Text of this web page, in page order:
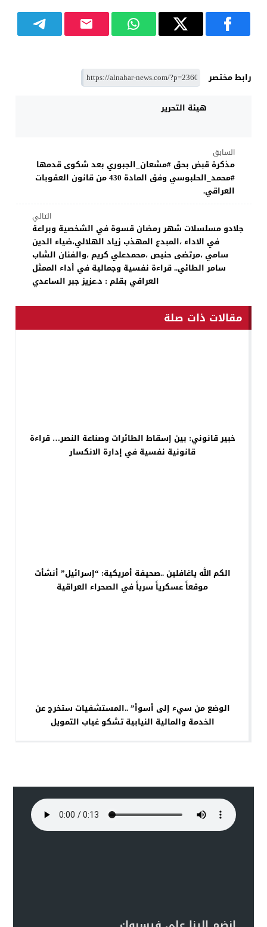
رابط مختصر
هيئة التحرير
السابق
مذكرة قبض بحق #مشعان_الجبوري بعد شكوى قدمها
#محمد_الحلبوسي وفق المادة 430 من قانون العقوبات
العراقي.
التالي
جلادو مسلسلات شهر رمضان قسوة في الشخصية وبراعة
في الاداء ،المبدع المهذب زياد الهلالي،ضياء الدين
سامي ،مرتضى حنيص ،محمدعلي كريم ،والفنان الشاب
سامر الطائي.. قراءة نفسية وجمالية في أداء الممثل
العراقي بقلم : د.عزيز جبر الساعدي
مقالات ذات صلة
خبير قانوني: بين إسقاط الطائرات وصناعة النصر… قراءة
قانونية نفسية في إدارة الانكسار
الكم الله ياغافلين ..صحيفة أمريكية: “إسرائيل” أنشأت
موقعاً عسكرياً سرياً في الصحراء العراقية
الوضع من سيء إلى أسوأ” ..المستشفيات ستخرج عن
الخدمة والمالية النيابية تشكو غياب التمويل